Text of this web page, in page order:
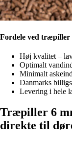
Fordele ved træpiller
Høj kvalitet –
Optimalt
Minimalt
Danmarks
Levering i hele
Træpiller 6
direkte til